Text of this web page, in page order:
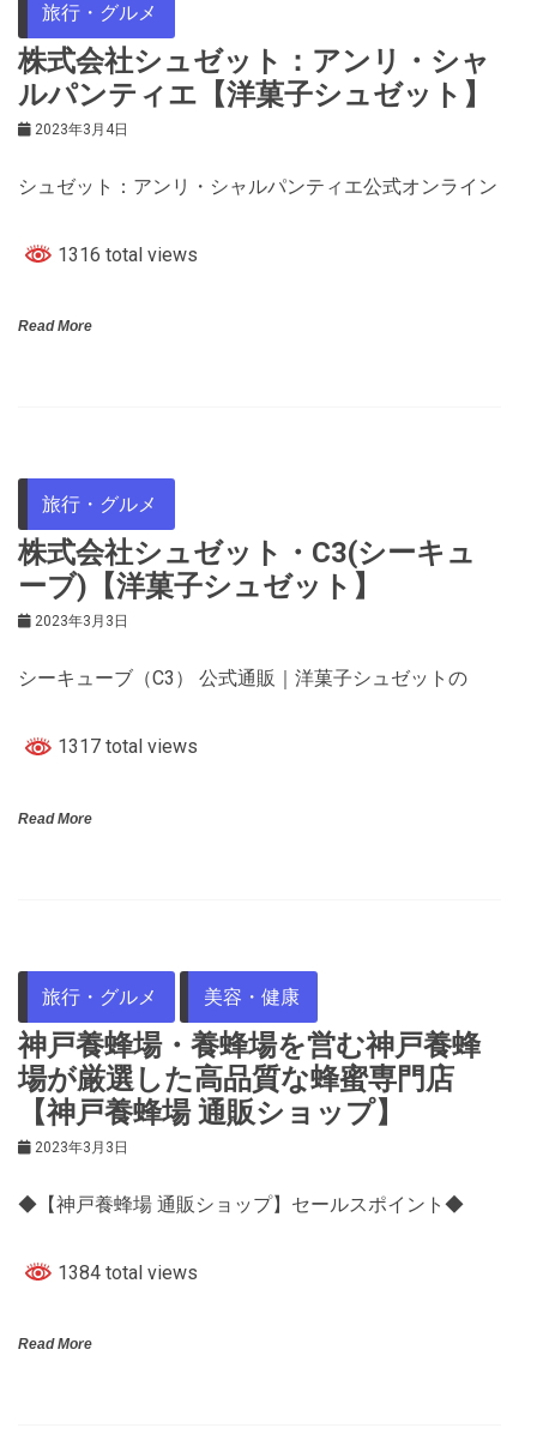
旅行・グルメ
株式会社シュゼット：アンリ・シャ
ルパンティエ【洋菓子シュゼット】
2023年3月4日
シュゼット：アンリ・シャルパンティエ公式オンライン
1316 total views
Read More
旅行・グルメ
株式会社シュゼット・C3(シーキュ
ーブ)【洋菓子シュゼット】
2023年3月3日
シーキューブ（C3） 公式通販｜洋菓子シュゼットの
1317 total views
Read More
旅行・グルメ 美容・健康
神戸養蜂場・養蜂場を営む神戸養蜂
場が厳選した高品質な蜂蜜専門店
【神戸養蜂場 通販ショップ】
2023年3月3日
◆【神戸養蜂場 通販ショップ】セールスポイント◆
1384 total views
Read More